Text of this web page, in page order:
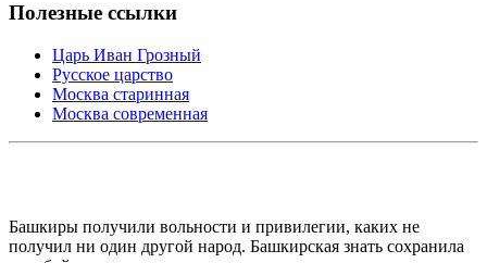
Полезные ссылки
Царь Иван Грозный
Русское царство
Москва старинная
Москва современная
Башкиры получили вольности и привилегии, каких не
получил ни один другой народ. Башкирская знать сохранила